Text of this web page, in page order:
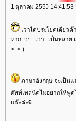
1 ตุลาคม 2550 14:41:53
เว่าได่ประโยคเดียว
หาก..ว่า...เว่า...เป็นหลา
>_< )
ภาษาอังกฤษ จะเป็น
ศัพท์เทคนิคไม่อยากให้พูด
ด๊ะค่ะพี่